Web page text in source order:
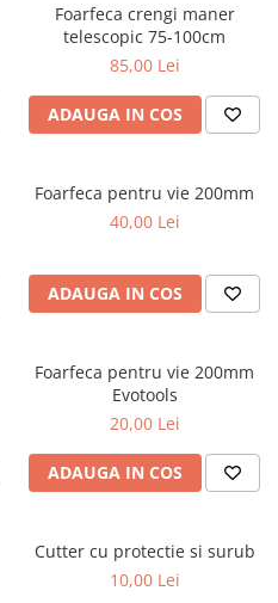
Foarfeca crengi maner
telescopic 75-100cm
85,00 Lei
ADAUGA IN COS
Foarfeca pentru vie 200mm
40,00 Lei
ADAUGA IN COS
Foarfeca pentru vie 200mm
Evotools
20,00 Lei
ADAUGA IN COS
Cutter cu protectie si surub
10,00 Lei